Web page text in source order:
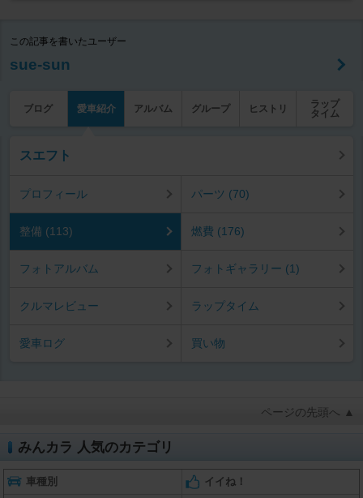
この記事を書いたユーザー
sue-sun
ブログ 愛車紹介 アルバム グループ ヒストリ
ラップ
タイム
スエフト
プロフィール パーツ (70)
整備 (113) 燃費 (176)
フォトアルバム フォトギャラリー (1)
クルマレビュー ラップタイム
愛車ログ 買い物
ページの先頭へ ▲
みんカラ 人気のカテゴリ
車種別 イイね！